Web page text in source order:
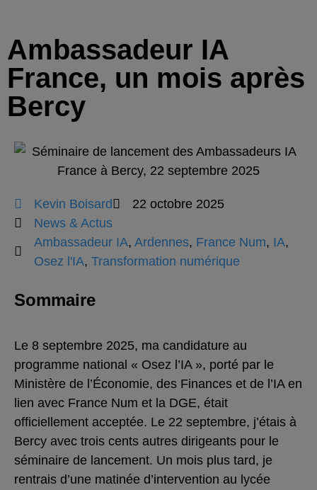
Ambassadeur IA
France, un mois après
Bercy
Kevin Boisard
22 octobre 2025
News & Actus
Ambassadeur IA, Ardennes, France Num, IA,
Osez l'IA, Transformation numérique
Sommaire
Le 8 septembre 2025, ma candidature au
programme national « Osez l’IA », porté par le
Ministère de l’Économie, des Finances et de l’IA en
lien avec France Num et la DGE, était
officiellement acceptée. Le 22 septembre, j’étais à
Bercy avec trois cents autres dirigeants pour le
séminaire de lancement. Un mois plus tard, je
rentrais d’une matinée d’intervention au lycée